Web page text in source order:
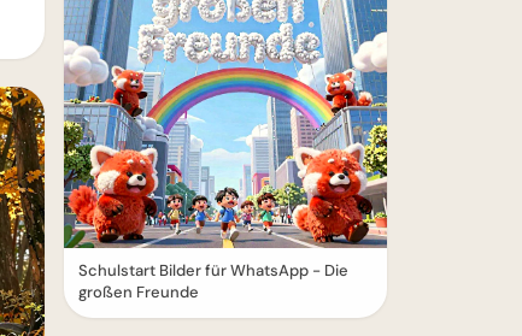
Schulstart Bilder für WhatsApp - Die
großen Freunde